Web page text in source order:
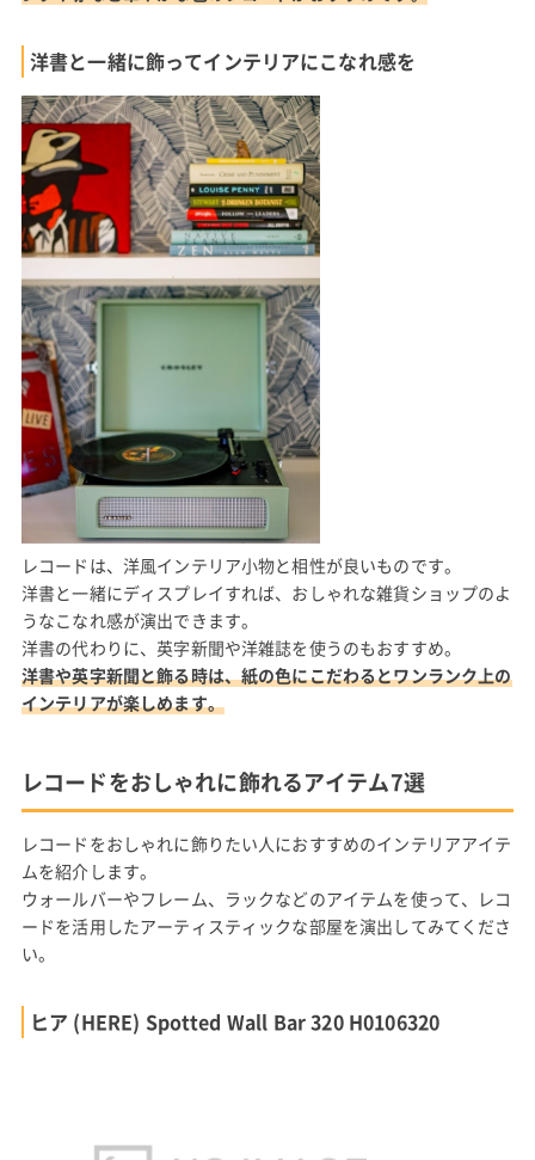
洋書と一緒に飾ってインテリアにこなれ感を
レコードは、洋風インテリア小物と相性が良いものです。
洋書と一緒にディスプレイすれば、おしゃれな雑貨ショップのよ
うなこなれ感が演出できます。
洋書の代わりに、英字新聞や洋雑誌を使うのもおすすめ。
洋書や英字新聞と飾る時は、紙の色にこだわるとワンランク上の
インテリアが楽しめます。
レコードをおしゃれに飾れるアイテム7選
レコードをおしゃれに飾りたい人におすすめのインテリアアイテ
ムを紹介します。
ウォールバーやフレーム、ラックなどのアイテムを使って、レコ
ードを活用したアーティスティックな部屋を演出してみてくださ
い。
ヒア (HERE) Spotted Wall Bar 320 H0106320